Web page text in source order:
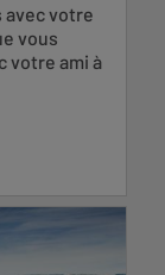
avec votre
vous
votre ami à